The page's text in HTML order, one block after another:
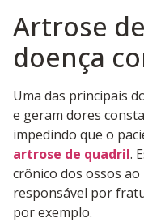
Artrose
doença
Uma das principais
e geram dores
impedindo que o
artrose de quadril.
crônico dos ossos
responsável por
por exemplo.